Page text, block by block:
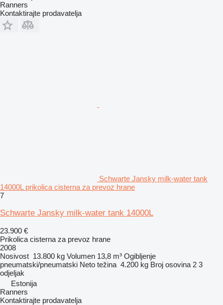
Ranners
Kontaktirajte prodavatelja
Schwarte Jansky milk-water tank
14000L prikolica cisterna za prevoz hrane
7
Schwarte Jansky milk-water tank 14000L
23.900 €
Prikolica cisterna za prevoz hrane
2008
Nosivost 13.800 kg Volumen 13,8 m³ Ogibljenje
pneumatski/pneumatski Neto težina 4.200 kg Broj osovina 2 3
odjeljak
Estonija
Ranners
Kontaktirajte prodavatelja